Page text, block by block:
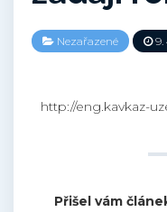
Nezařazené 9.
http://eng.kavkaz-
Přišel vám